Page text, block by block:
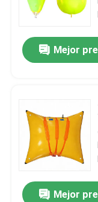
Mejor
Mejor